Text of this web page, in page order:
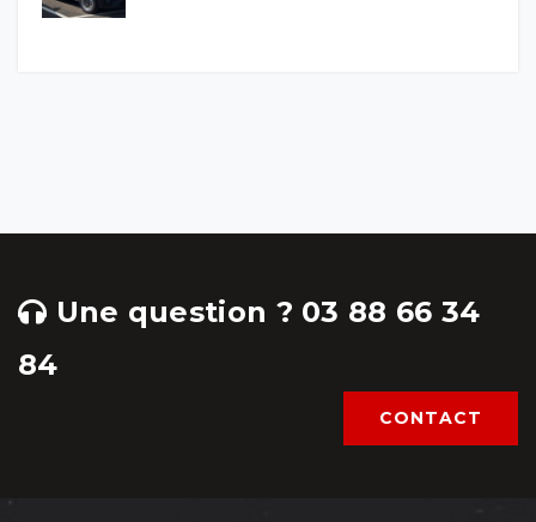
Une question ? 03 88 66 34
84
CONTACT